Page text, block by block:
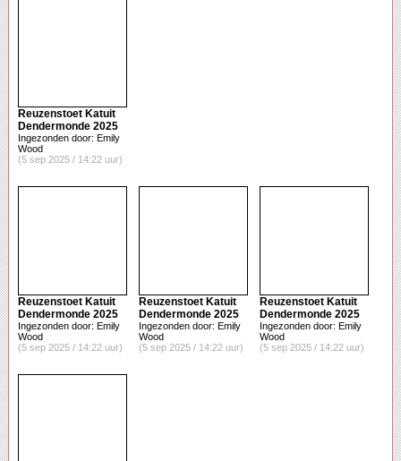
Reuzenstoet Katuit
Dendermonde 2025
Ingezonden door: Emily
Wood
(5 sep 2025 / 14:22 uur)
Reuzenstoet Katuit
Dendermonde 2025
Ingezonden door: Emily
Wood
(5 sep 2025 / 14:22 uur)
Reuzenstoet Katuit
Dendermonde 2025
Ingezonden door: Emily
Wood
(5 sep 2025 / 14:22 uur)
Reuzenstoet Katuit
Dendermonde 2025
Ingezonden door: Emily
Wood
(5 sep 2025 / 14:22 uur)